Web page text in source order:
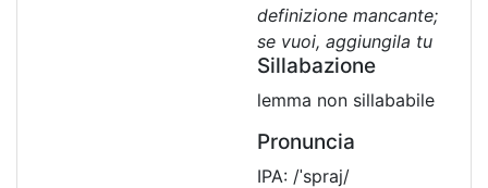
definizione mancante;
se vuoi, aggiungila tu
Sillabazione
lemma non sillababile
Pronuncia
IPA: /ˈspraj/